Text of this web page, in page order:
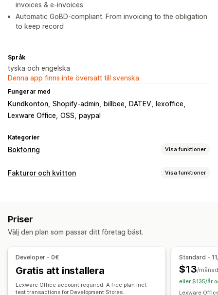
invoices & e-invoices
Automatic GoBD-compliant. From invoicing to the obligation
to keep record
Språk
tyska och engelska
Denna app finns inte översatt till svenska
Fungerar med
Kundkonton Shopify-admin billbee DATEV
lexoffice
Lexware Office OSS paypal
Kategorier
Bokföring Visa funktioner
Ekonomiska rapporter
Finansiella affärer
Skattebefrielse
Flera butiker
Flera valutor
Automatiserad datasynkronisering
Fakturor och kvitton Visa funktioner
Orderutkast
Återbetalningar
Skatteberäkning Mallar Logotyper
Priser
Välj den plan som passar ditt företag bäst.
Developer - 0€
Gratis att installera
Lexware Office account required. A free plan incl.
test transactions for Development Stores.
Standard -
$13/månad
eller $135/år
Lexware